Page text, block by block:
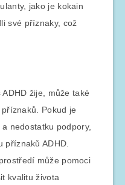
jako je kokain
své příznaky, což
žije, může také
Pokud je
nedostatku podpory,
příznaků ADHD.
může pomoci
kvalitu života